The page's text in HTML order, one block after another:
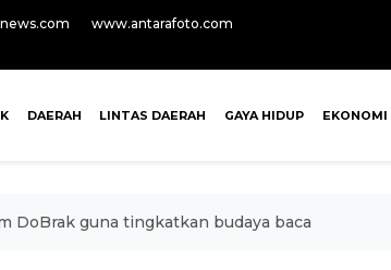
www.antarafoto.com
DAERAH LINTAS DAERAH GAYA HIDUP EKONOMI
DoBrak guna tingkatkan budaya baca